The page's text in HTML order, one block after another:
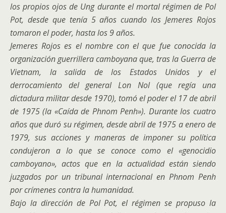
los propios ojos de Ung durante el mortal régimen de Pol
Pot, desde que tenía 5 años cuando los Jemeres Rojos
tomaron el poder, hasta los 9 años.
Jemeres Rojos es el nombre con el que fue conocida la
organización guerrillera camboyana que, tras la Guerra de
Vietnam, la salida de los Estados Unidos y el
derrocamiento del general Lon Nol (que regía una
dictadura militar desde 1970), tomó el poder el 17 de abril
de 1975 (la «Caída de Phnom Penh»). Durante los cuatro
años que duró su régimen, desde abril de 1975 a enero de
1979, sus acciones y maneras de imponer su política
condujeron a lo que se conoce como el «genocidio
camboyano», actos que en la actualidad están siendo
juzgados por un tribunal internacional en Phnom Penh
por crímenes contra la humanidad.
Bajo la dirección de Pol Pot, el régimen se propuso la